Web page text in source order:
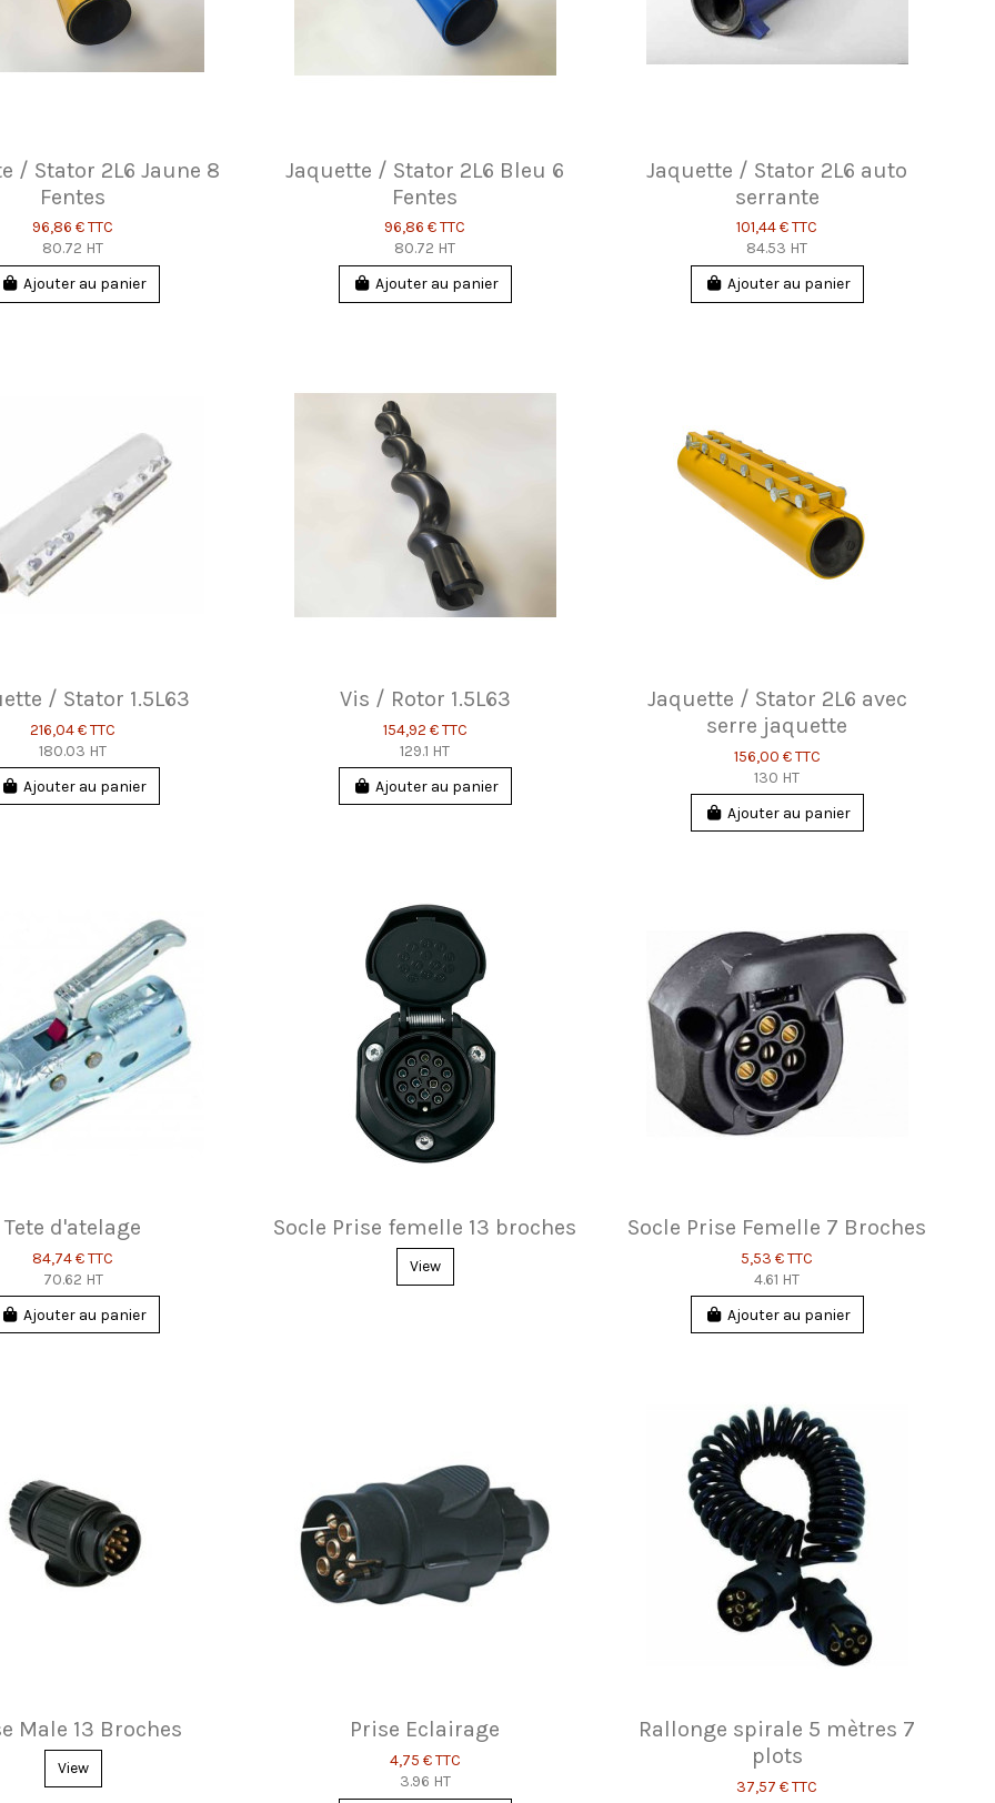
/ Stator 2L6 Jaune 8
Fentes
96,86 €TTC
80.72 HT
Ajouter au panier
Jaquette / Stator 2L6 Bleu 6
Fentes
96,86 €TTC
80.72 HT
Ajouter au panier
Jaquette / Stator 2L6 auto
serrante
101,44 €TTC
84.53 HT
Ajouter au panier
/ Stator 1.5L63
216,04 €TTC
180.03 HT
Ajouter au panier
Vis / Rotor 1.5L63
154,92 €TTC
129.1 HT
Ajouter au panier
Jaquette / Stator 2L6 avec
serre jaquette
156,00 €TTC
130 HT
Ajouter au panier
Tete d'atelage
84,74 €TTC
70.62 HT
Ajouter au panier
Socle Prise femelle 13 broches
View
Socle Prise Femelle 7 Broches
5,53 €TTC
4.61 HT
Ajouter au panier
Male 13 Broches
View
Prise Eclairage
4,75 €TTC
3.96 HT
Rallonge spirale 5 mètres 7
plots
37,57 €TTC